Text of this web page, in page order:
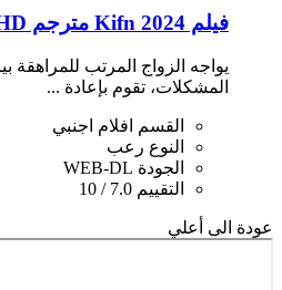
فيلم Kifn 2024 مترجم HD
يواجه الزواج المرتب
المشكلات، تقوم بإعادة ...
القسم
افلام اجنبي
النوع رعب
الجودة WEB-DL
التقييم 7.0 / 10
عودة الى أعلي